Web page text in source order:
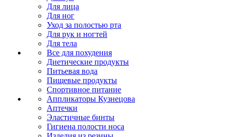
Для лица
Для ног
Уход за полостью рта
Для рук и ногтей
Для тела
Все для похудения
Диетические продукты
Питьевая вода
Пищевые продукты
Спортивное питание
Аппликаторы Кузнецова
Аптечки
Эластичные бинты
Гигиена полости носа